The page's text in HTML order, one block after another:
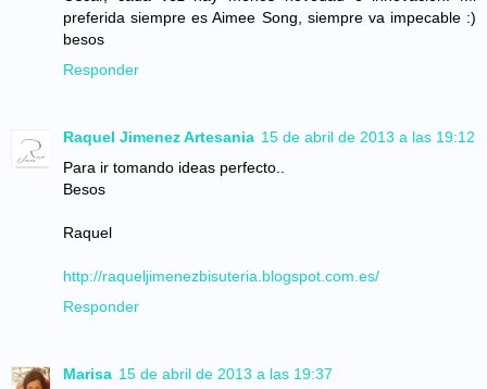
preferida siempre es Aimee Song, siempre va impecable :)
besos
Responder
Raquel Jimenez Artesania 15 de abril de 2013 a las 19:12
Para ir tomando ideas perfecto..
Besos
Raquel
http://raqueljimenezbisuteria.blogspot.com.es/
Responder
Marisa 15 de abril de 2013 a las 19:37